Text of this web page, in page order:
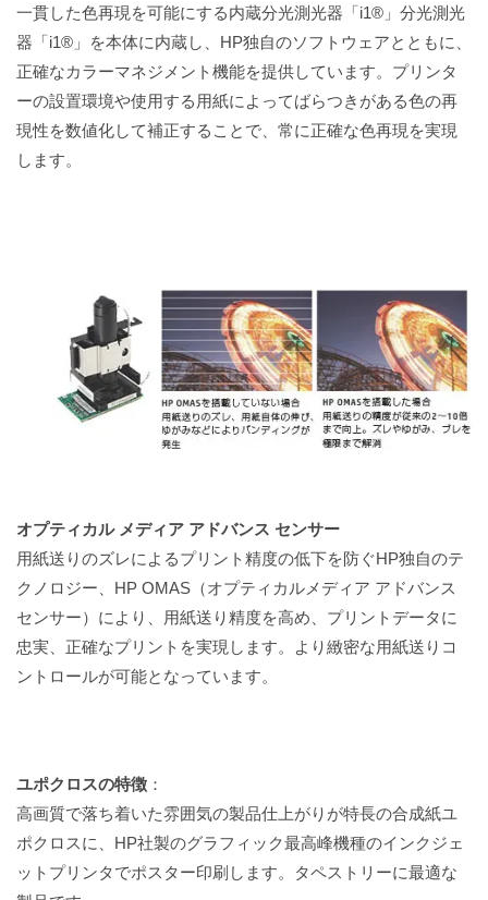
一貫した色再現を可能にする内蔵分光測光器「i1®」分光測光
器「i1®」を本体に内蔵し、HP独自のソフトウェアとともに、
正確なカラーマネジメント機能を提供しています。プリンタ
ーの設置環境や使用する用紙によってばらつきがある色の再
現性を数値化して補正することで、常に正確な色再現を実現
します。
オプティカル メディア アドバンス センサー
用紙送りのズレによるプリント精度の低下を防ぐHP独自のテ
クノロジー、HP OMAS（オプティカルメディア アドバンス
センサー）により、用紙送り精度を高め、プリントデータに
忠実、正確なプリントを実現します。より緻密な用紙送りコ
ントロールが可能となっています。
ユポクロスの特徴 ：
高画質で落ち着いた雰囲気の製品仕上がりが特長の合成紙ユ
ポクロスに、HP社製のグラフィック最高峰機種のインクジェ
ットプリンタでポスター印刷します。タペストリーに最適な